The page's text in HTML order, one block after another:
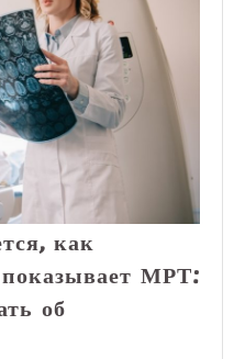
как
МРТ:
об